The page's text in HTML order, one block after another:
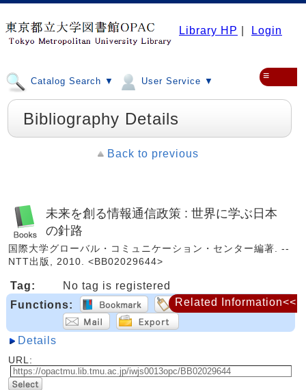
Library HP Login
Catalog Search ▼ User Service ▼ ≡
Bibliography Details
Back to previous
未来を創る情報通信政策 : 世界に学ぶ日本
の針路
国際大学グローバル・コミュニケーション・センター編著. --
NTT出版, 2010. <BB02029644>
Tag:
No tag is registered
Functions:
Details
URL:
Related Information<<